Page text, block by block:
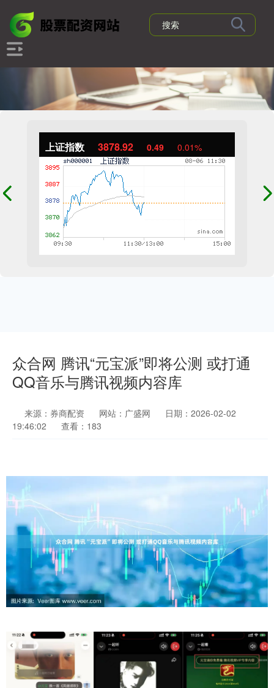
上证指数 3878.92 0.49 0.01%
众合网 腾讯“元宝派”即将公测 或打通
QQ音乐与腾讯视频内容库
来源：券商配资 网站：广盛网
日期：2026-02-02
19:46:02
查看：183